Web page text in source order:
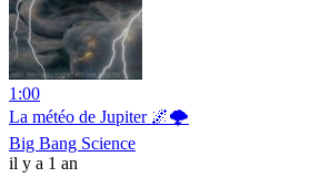
1:00
La météo de Jupiter 🌌🌩️
Big Bang Science
il y a 1 an